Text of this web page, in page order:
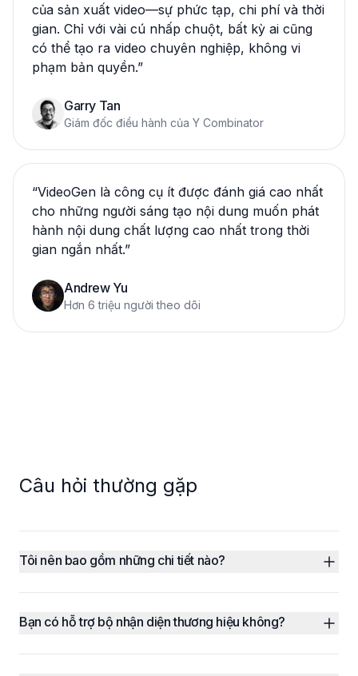
của sản xuất video—sự phức tạp, chi phí và thời
gian. Chỉ với vài cú nhấp chuột, bất kỳ ai cũng
có thể tạo ra video chuyên nghiệp, không vi
phạm bản quyền.”
Garry Tan
Giám đốc điều hành của Y Combinator
“VideoGen là công cụ ít được đánh giá cao nhất
cho những người sáng tạo nội dung muốn phát
hành nội dung chất lượng cao nhất trong thời
gian ngắn nhất.”
Andrew Yu
Hơn 6 triệu người theo dõi
Câu hỏi thường gặp
Tôi nên bao gồm những chi tiết nào?
Bạn có hỗ trợ bộ nhận diện thương hiệu không?